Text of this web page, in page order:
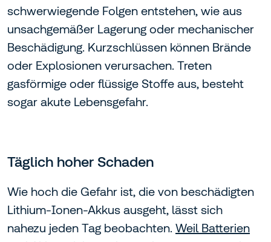
schwerwiegende Folgen entstehen, wie aus
unsachgemäßer Lagerung oder mechanischer
Beschädigung. Kurzschlüssen können Brände
oder Explosionen verursachen. Treten
gasförmige oder flüssige Stoffe aus, besteht
sogar akute Lebensgefahr.
Täglich hoher Schaden
Wie hoch die Gefahr ist, die von beschädigten
Lithium-Ionen-Akkus ausgeht, lässt sich
nahezu jeden Tag beobachten. Weil Batterien